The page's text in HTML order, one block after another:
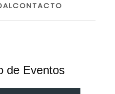
CONTACTO
de Eventos